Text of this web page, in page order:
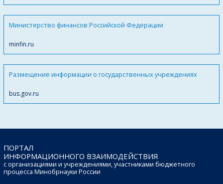
Министерство финансов Российской Федерации
minfin.ru
Размещение информации о государственных учреждениях
bus.gov.ru
ПОРТАЛ
ИНФОРМАЦИОННОГО ВЗАИМОДЕЙСТВИЯ
с организациями и учреждениями, участниками бюджетного
процесса Минобрнауки России